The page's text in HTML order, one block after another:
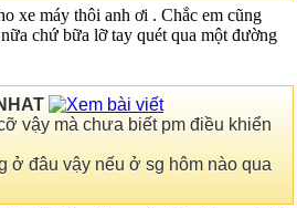
xe máy thôi anh ơi . Chắc em cũng
chứ bữa lỡ tay quét qua một đường
vậy mà chưa biết pm điều khiển
ở đâu vậy nếu ở sg hôm nào qua